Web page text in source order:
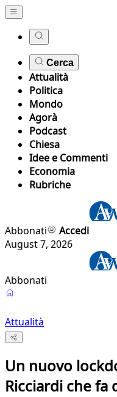
Cerca
Attualità
Politica
Mondo
Agorà
Podcast
Chiesa
Idee e Commenti
Economia
Rubriche
Abbonati
Accedi
August 7, 2026
Abbonati
Attualità
Un nuovo
Ricciardi che